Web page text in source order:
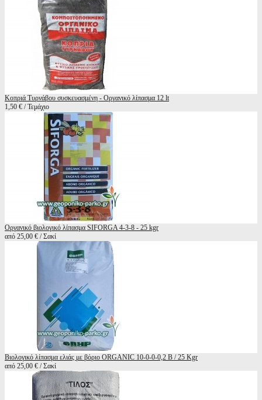
Κοπριά Τυρνάβου συσκευασμένη - Οργανικό λίπασμα 12 lt
1,50 € / Τεμάχιο
Οργανικό βιολογικό λίπασμα SIFORGA 4-3-8 - 25 kgr
από 25,00 € / Σακί
Βιολογικό λίπασμα ελιάς με βόριο ORGANIC 10-0-0-0,2 B / 25 Kgr
από 25,00 € / Σακί